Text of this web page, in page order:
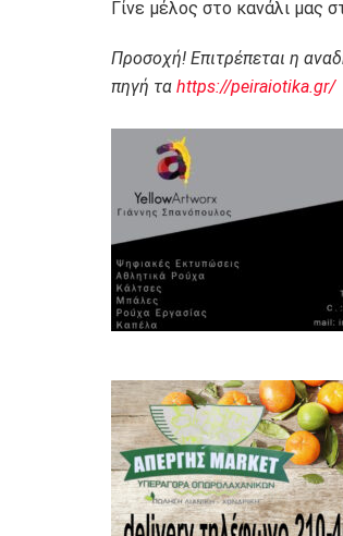
Γίνε μέλος στο κανάλι μας
Προσοχή! Επιτρέπεται η
πηγή τα https://peiraiotika.gr/